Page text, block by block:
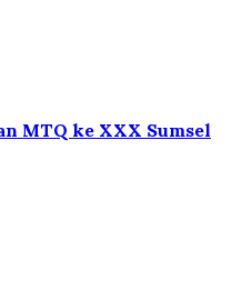
MTQ ke XXX Sumsel